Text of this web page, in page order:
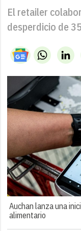
El retailer
desperdicio de
Auchan lanza una
alimentario